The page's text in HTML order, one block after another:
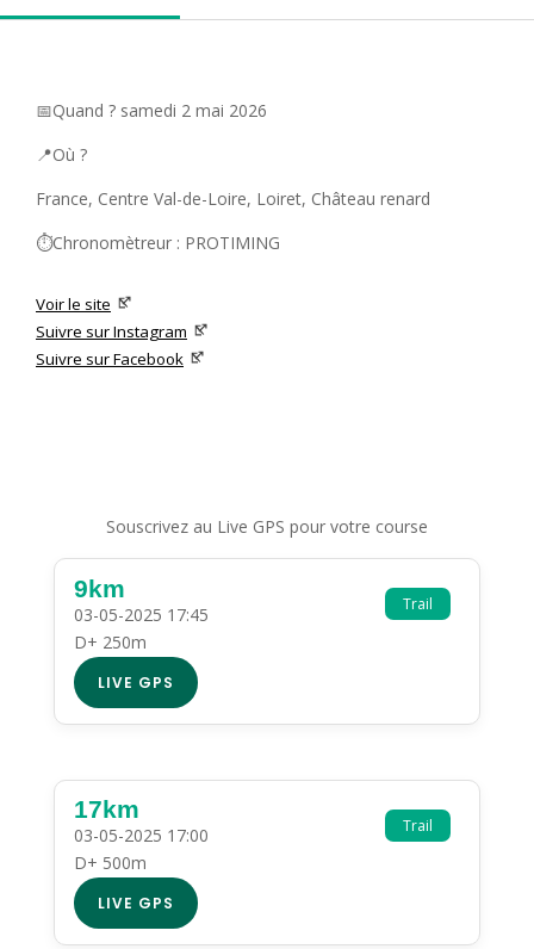
📅Quand ? samedi 2 mai 2026
📍Où ?
France, Centre Val-de-Loire, Loiret, Château renard
⏱️Chronomètreur : PROTIMING
Voir le site
Suivre sur Instagram
Suivre sur Facebook
Souscrivez au Live GPS pour votre course
Trail
9km
03-05-2025 17:45
D+ 250m
LIVE GPS
Trail
17km
03-05-2025 17:00
D+ 500m
LIVE GPS